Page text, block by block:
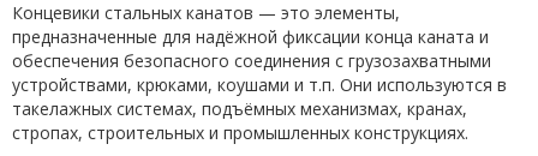
Концевики стальных канатов — это элементы,
предназначенные для надёжной фиксации конца каната и
обеспечения безопасного соединения с грузозахватными
устройствами, крюками, коушами и т.п. Они используются в
такелажных системах, подъёмных механизмах, кранах,
стропах, строительных и промышленных конструкциях.